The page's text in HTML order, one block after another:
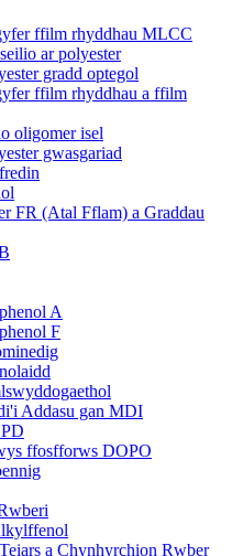
ffilm rhyddhau MLCC
ar polyester
gradd optegol
ffilm rhyddhau a ffilm
oligomer isel
gwasgariad
FR (Atal Fflam) a Graddau
A
F
Addasu gan MDI
ffosfforws DOPO
a Chynhyrchion Rwber